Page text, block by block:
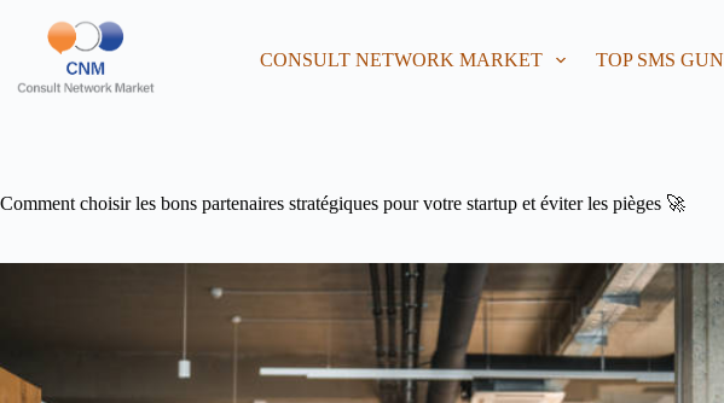
CONSULT NETWORK MARKET TOP SMS GUN
Comment choisir les bons partenaires stratégiques pour votre startup et éviter les pièges 🚀